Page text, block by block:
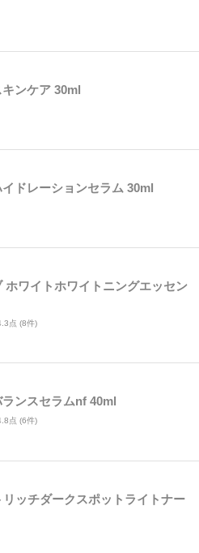
キンケア 30ml
ドレーションセラム 30ml
ホワイトホワイトニングエッセン
点 (8件)
ンスセラムnf 40ml
点 (6件)
ッチダークスポットライトナー